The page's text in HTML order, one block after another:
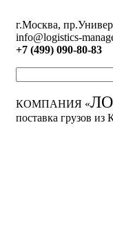
г.Москва,
info@logistics-
+7 (499) 090-80-83
КОМПАНИЯ «
поставка грузов из